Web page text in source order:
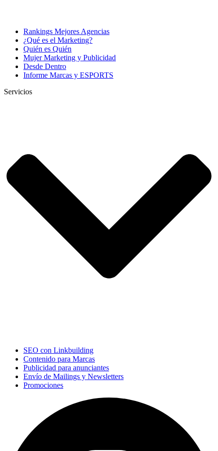
Rankings Mejores Agencias
¿Qué es el Marketing?
Quién es Quién
Mujer Marketing y Publicidad
Desde Dentro
Informe Marcas y ESPORTS
Servicios
SEO con Linkbuilding
Contenido para Marcas
Publicidad para anunciantes
Envío de Mailings y Newsletters
Promociones